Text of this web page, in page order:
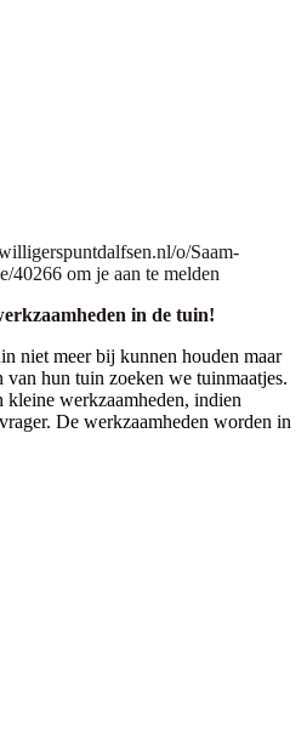
o/Saam-
40266 om je aan te melden
in de tuin!
niet meer bij kunnen houden maar
hun tuin zoeken we tuinmaatjes.
werkzaamheden, indien
De werkzaamheden worden in